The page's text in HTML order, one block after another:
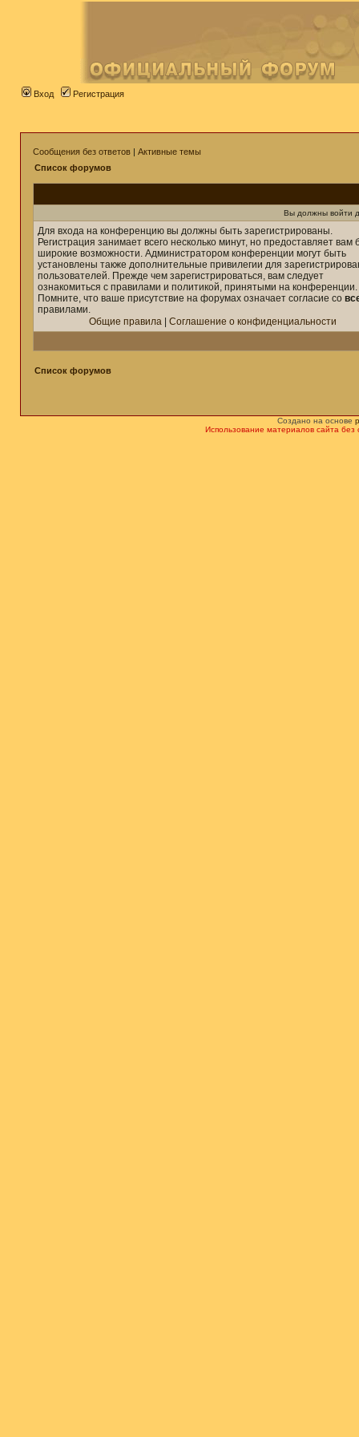
Вход Регистрация
Сообщения без ответов | Активные темы
Список форумов
Вы должны войти
Для входа на конференцию вы должны быть зарегистрированы.
Регистрация занимает всего несколько минут, но предоставляет вам
широкие возможности. Администратором конференции могут быть
установлены также дополнительные привилегии для
пользователей. Прежде чем зарегистрироваться, вам следует
ознакомиться с правилами и политикой, принятыми на конференции.
Помните, что ваше присутствие на форумах означает согласие со
правилами.
Общие правила
Соглашение о конфиденциальности
Список форумов
Создано на основе
Использование материалов сайта